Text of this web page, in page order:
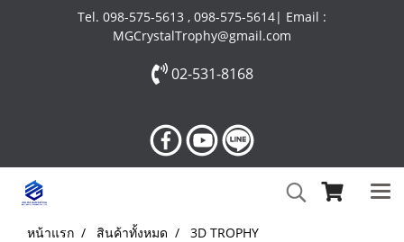
Tel. 098-575-5613 , 098-575-5614| Email :
MGCrystalTrophy@gmail.com
02-531-8168
หน้าแรก สินค้าทั้งหมด
3D TROPHY